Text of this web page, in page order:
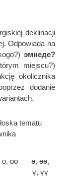
deklinacji
Odpowiada na
эмнеде?
miejscu?)
okolicznika
dodanie
tematu
о, оо
ө, өө,
ү, үү